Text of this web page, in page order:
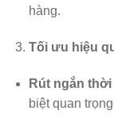
hàng.
Tối ưu hiệu
Rút ngắn
biệt quan